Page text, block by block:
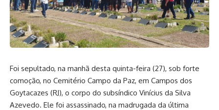
Foi sepultado, na manhã desta quinta-feira (27), sob forte
comoção, no Cemitério Campo da Paz, em Campos dos
Goytacazes (RJ), o corpo do subsíndico Vinícius da Silva
Azevedo. Ele foi assassinado, na madrugada da última